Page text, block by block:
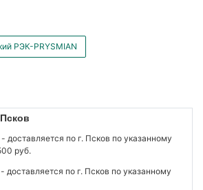
РЭК-PRYSMIAN
доставляется по г. Псков по указанному
руб.
доставляется по г. Псков по указанному